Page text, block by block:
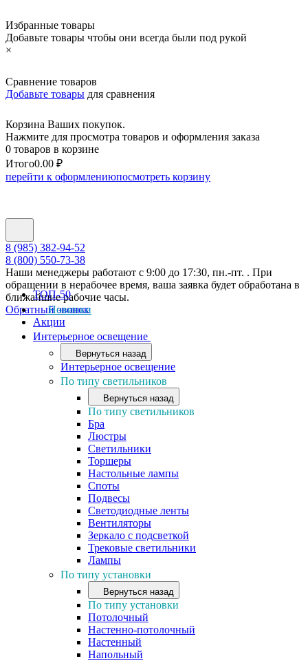
Избранные товары
Добавьте товары чтобы они всегда были под рукой
×
Сравнение товаров
Добавьте товары для сравнения
Корзина Ваших покупок.
Нажмите для просмотра товаров и оформления заказа
0 товаров в корзине
Итого0.00 ₽
перейти к оформлениюпосмотреть корзину
8 (985) 382-94-52
8 (800) 550-73-38
Наши менеджеры работают с 9:00 до 17:30, пн.-пт. . При
обращении в нерабочее время, ваша заявка будет обработана в
ближайшие рабочие часы.
Обратный звонок
ТОП-50
Новинки
Акции
Интерьерное освещение
Вернуться назад
Интерьерное освещение
По типу светильников
Вернуться назад
По типу светильников
Бра
Люстры
Светильники
Торшеры
Настольные лампы
Споты
Подвесы
Светодиодные ленты
Вентиляторы
Зеркало с подсветкой
Трековые светильники
Лампы
По типу установки
Вернуться назад
По типу установки
Потолочный
Настенно-потолочный
Настенный
Напольный